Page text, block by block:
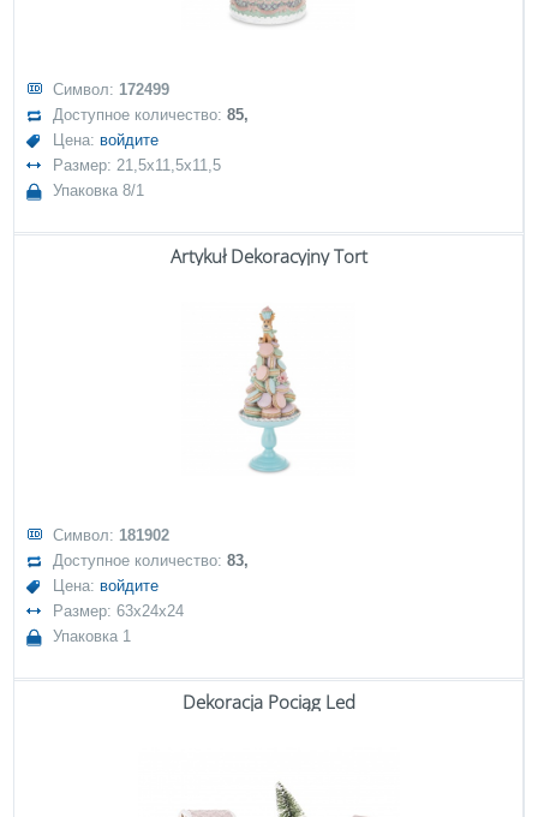
Символ: 172499
Доступное количество:85,
Цена: войдите
Размер: 21,5x11,5x11,5
Упаковка 8/1
Artykuł Dekoracyjny Tort
Символ: 181902
Доступное количество:83,
Цена: войдите
Размер: 63x24x24
Упаковка 1
Dekoracja Pociąg Led